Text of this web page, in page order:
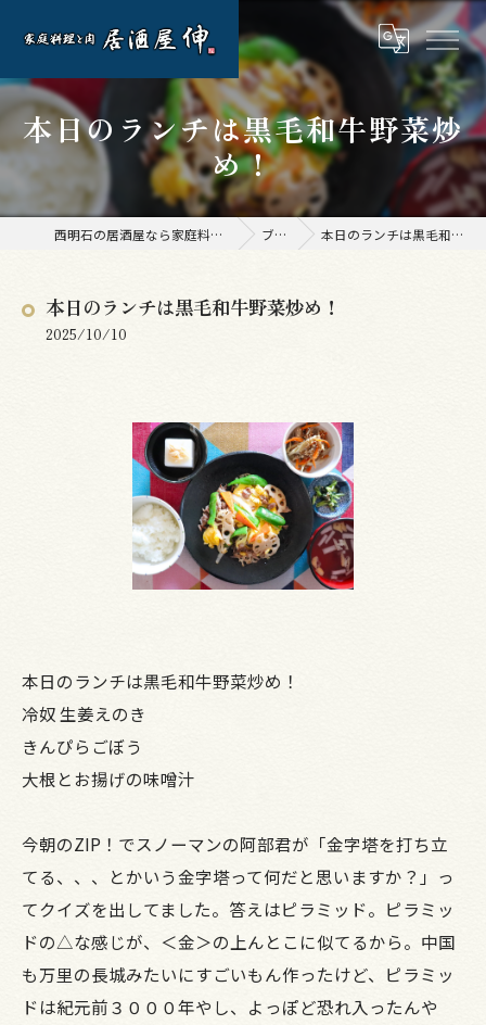
本日のランチは黒毛和牛野菜炒
め！
西明石の居酒屋なら家庭料理と肉 居酒屋 伸 ブログ 本日のランチは黒毛和牛野菜炒め！
本日のランチは黒毛和牛野菜炒め！
2025/10/10
本日のランチは黒毛和牛野菜炒め！
冷奴 生姜えのき
きんぴらごぼう
大根とお揚げの味噌汁
今朝のZIP！でスノーマンの阿部君が「金字塔を打ち立
てる、、、とかいう金字塔って何だと思いますか？」っ
てクイズを出してました。答えはピラミッド。ピラミッ
ドの△な感じが、＜金＞の上んとこに似てるから。中国
も万里の長城みたいにすごいもん作ったけど、ピラミッ
ドは紀元前３０００年やし、よっぽど恐れ入ったんや